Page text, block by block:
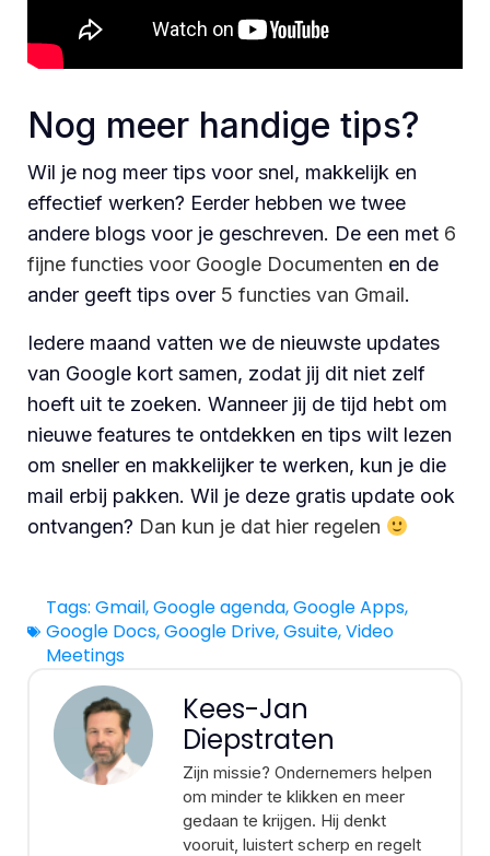
Nog meer handige tips?
Wil je nog meer tips voor snel, makkelijk en
effectief werken? Eerder hebben we twee
andere blogs voor je geschreven. De een met 6
fijne functies voor Google Documenten en de
ander geeft tips over 5 functies van Gmail.
Iedere maand vatten we de nieuwste updates
van Google kort samen, zodat jij dit niet zelf
hoeft uit te zoeken. Wanneer jij de tijd hebt om
nieuwe features te ontdekken en tips wilt lezen
om sneller en makkelijker te werken, kun je die
mail erbij pakken. Wil je deze gratis update ook
ontvangen? Dan kun je dat hier regelen
Tags: Gmail,Google agenda,Google Apps,
Google Docs,Google Drive,Gsuite,Video
Meetings
Kees-Jan
Diepstraten
Zijn missie? Ondernemers helpen
om minder te klikken en meer
gedaan te krijgen. Hij denkt
vooruit, luistert scherp en regelt